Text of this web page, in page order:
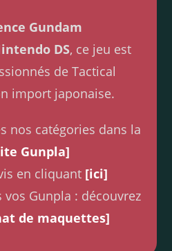
Gundam
DS, ce jeu est
de Tactical
import japonaise.
nos catégories dans la
Gunpla]
en cliquant [ici]
Gunpla : découvrez
de maquettes]